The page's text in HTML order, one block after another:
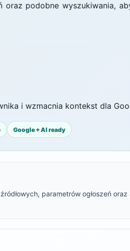
oraz podobne wyszukiwania,
i wzmacnia kontekst dla
Google + AI ready
parametrów ogłoszeń